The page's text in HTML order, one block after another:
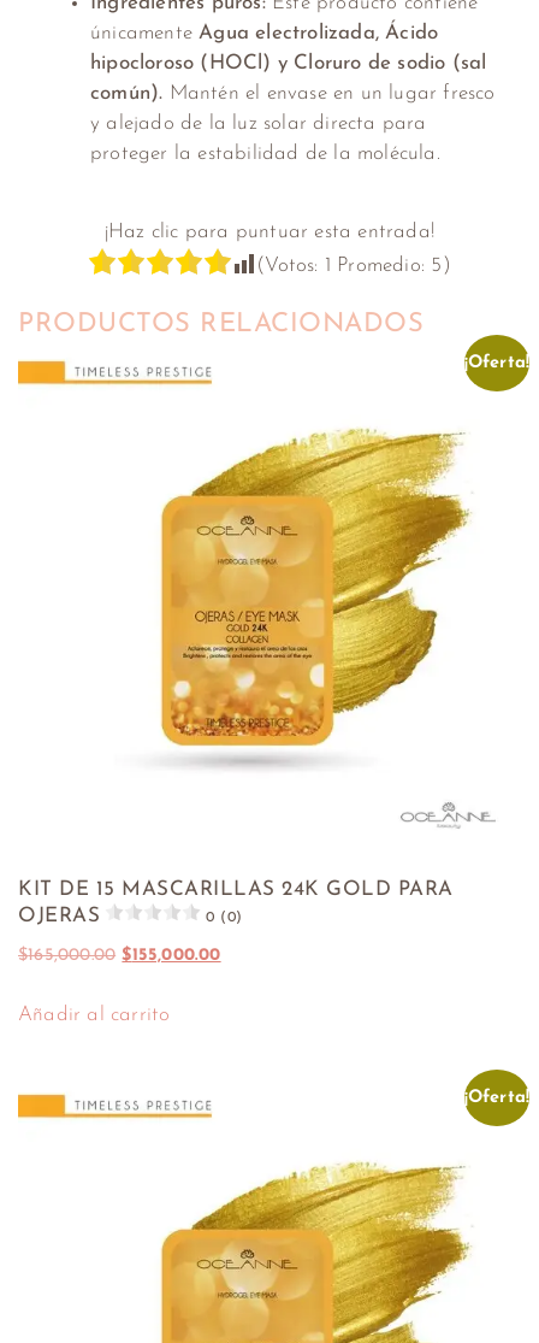
únicamenteAgua electrolizada, Ácido
hipocloroso (HOCl) y Cloruro de sodio (sal
común). Mantén el envase en un lugar fresco
y alejado de la luz solar directa para
proteger la estabilidad de la molécula.
¡Haz clic para puntuar esta entrada!
(Votos: 1 Promedio: 5 )
PRODUCTOS RELACIONADOS
¡Oferta!
KIT DE 15 MASCARILLAS 24K GOLD PARA
OJERAS
0 (0)
$165,000.00 $155,000.00
Añadir al carrito
¡Oferta!